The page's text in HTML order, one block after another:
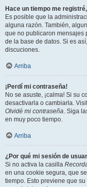
Hace un tiempo me
Es posible que la
alguna razón. También,
que no publicaron mensajes
de la base de datos. Si es
discuciones.
Arriba
¡Perdí mi contraseña!
No se asuste, ¡calma! Si su
desactivarla o cambiarla.
Olvidé mi contraseña. Siga
en muy poco tiempo.
Arriba
¿Por qué mi sesión de
Si no activa la casilla
en una cookie segura, que
tiempo. Esto previene que